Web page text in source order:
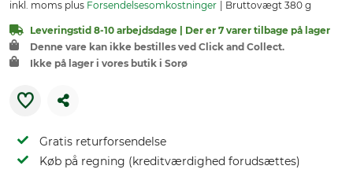
inkl. moms plus Forsendelsesomkostninger Bruttovægt 380 g
Leveringstid 8-10 arbejdsdage | Der er 7 varer tilbage på lager
Denne vare kan ikke bestilles ved Click and Collect.
Ikke på lager i vores butik i Sorø
Gratis returforsendelse
Køb på regning (kreditværdighed forudsættes)